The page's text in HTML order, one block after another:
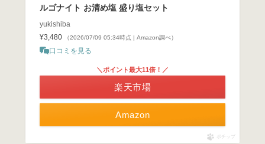
ルゴナイト お清め塩 盛り塩セット
yukishiba
¥3,480
（2026/07/09 05:34時点 | Amazon調べ）
口コミを見る
Amazon
＼ポイント最大11倍！／
楽天市場
ポチップ